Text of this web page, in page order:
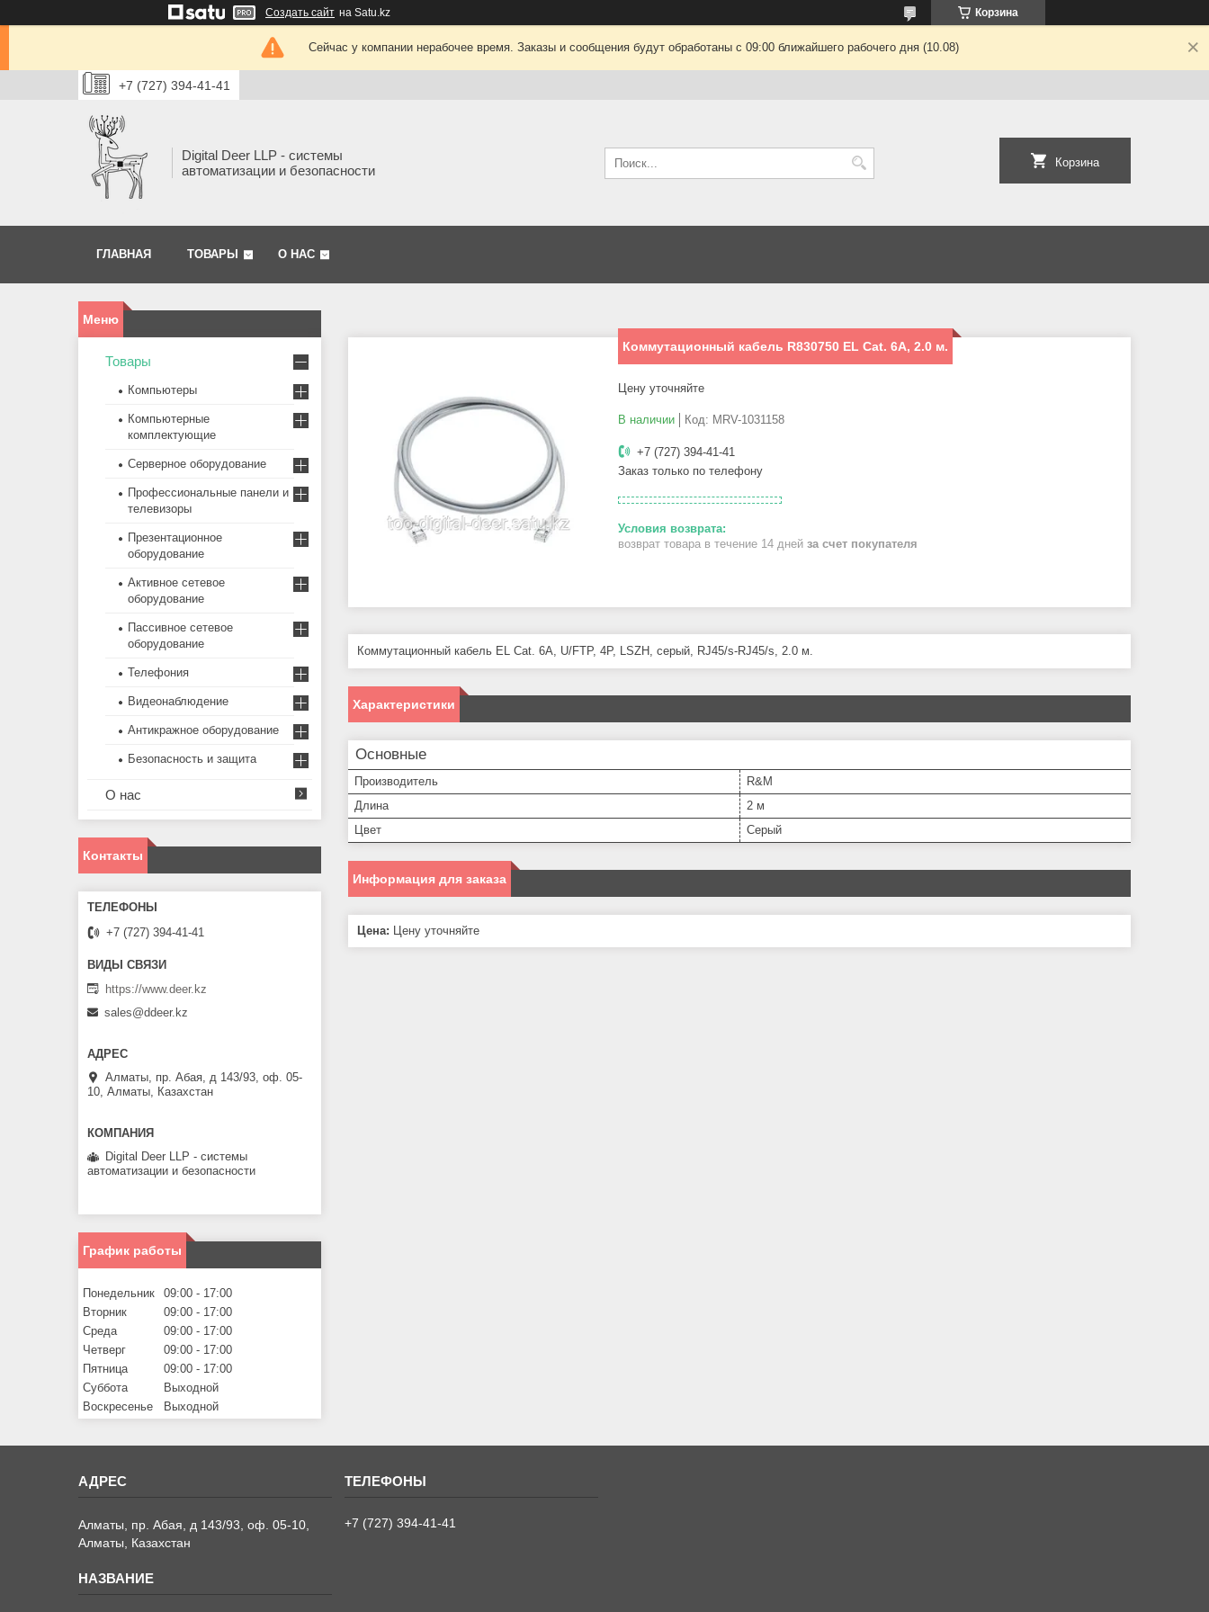
Создать сайт на Satu.kz Корзина
Сейчас у компании нерабочее время. Заказы и сообщения будут обработаны с 09:00 ближайшего рабочего дня (10.08)
+7 (727) 394-41-41
Digital Deer LLP - системы
автоматизации и безопасности
Корзина
ГЛАВНАЯ ТОВАРЫ О НАС
Коммутационный кабель R830750 EL Cat. 6A, 2.0 м.
Цену уточняйте
В наличии Код: MRV-1031158
+7 (727) 394-41-41
Заказ только по телефону
возврат товара в течение 14 дней за счет покупателя
Коммутационный кабель EL Cat. 6A, U/FTP, 4P, LSZH, серый, RJ45/s-RJ45/s, 2.0 м.
Характеристики
Основные
Производитель
R&M
Длина
2 м
Цвет
Серый
Информация для заказа
Цена: Цену уточняйте
Товары
Компьютеры
Компьютерные
комплектующие
Серверное оборудование
Профессиональные панели и
телевизоры
Презентационное
оборудование
Активное сетевое
оборудование
Пассивное сетевое
оборудование
Телефония
Видеонаблюдение
Антикражное оборудование
Безопасность и защита
О нас
Контакты
+7 (727) 394-41-41
https://www.deer.kz
sales@ddeer.kz
Алматы, пр. Абая, д 143/93, оф. 05-
10, Алматы, Казахстан
Digital Deer LLP - системы
автоматизации и безопасности
График работы
Понедельник 09:00
17:00
Вторник
09:00
17:00
Среда
09:00
17:00
Четверг
09:00
17:00
Пятница
09:00
17:00
Суббота
Выходной
Воскресенье
Выходной
Алматы, пр. Абая, д 143/93, оф. 05-10,
Алматы, Казахстан
+7 (727) 394-41-41